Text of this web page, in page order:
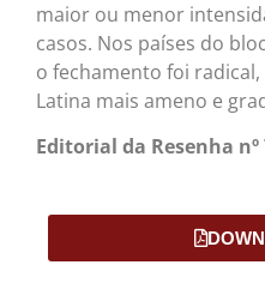
maior ou menor
casos. Nos países do
o fechamento foi
Latina mais ameno e
Editorial da Resenha nº